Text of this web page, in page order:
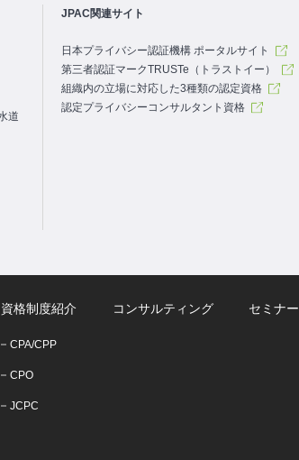
道
JPAC関連サイト
日本プライバシー認証機構 ポータルサイト
第三者認証マークTRUSTe（トラストイー）
組織内の立場に対応した3種類の認定資格
認定プライバシーコンサルタント資格
資格制度紹介
CPA/CPP
CPO
JCPC
コンサルティング セミナー